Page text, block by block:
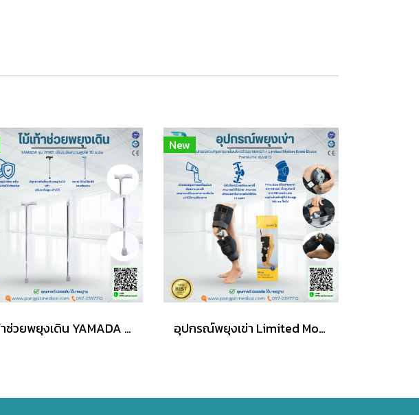
ไม้เท้าช่วยพยุงเดิน YAMADA รุ่น WS01 ปรับระดับความสูงได้ 10 ระดับ
New
อุปกรณ์พยุงเข่า Limited Motion Knee Brace Premiume แบบยาว